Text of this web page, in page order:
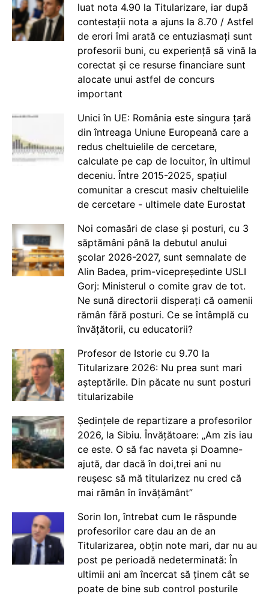
luat nota 4.90 la Titularizare, iar după
contestații nota a ajuns la 8.70 / Astfel
de erori îmi arată ce entuziasmați sunt
profesorii buni, cu experiență să vină la
corectat și ce resurse financiare sunt
alocate unui astfel de concurs
important
Unici în UE: România este singura țară
din întreaga Uniune Europeană care a
redus cheltuielile de cercetare,
calculate pe cap de locuitor, în ultimul
deceniu. Între 2015-2025, spațiul
comunitar a crescut masiv cheltuielile
de cercetare - ultimele date Eurostat
Noi comasări de clase și posturi, cu 3
săptămâni până la debutul anului
școlar 2026-2027, sunt semnalate de
Alin Badea, prim-vicepreședinte USLI
Gorj: Ministerul o comite grav de tot.
Ne sună directorii disperați că oamenii
rămân fără posturi. Ce se întâmplă cu
învățătorii, cu educatorii?
Profesor de Istorie cu 9.70 la
Titularizare 2026: Nu prea sunt mari
așteptările. Din păcate nu sunt posturi
titularizabile
Ședințele de repartizare a profesorilor
2026, la Sibiu. Învățătoare: „Am zis iau
ce este. O să fac naveta și Doamne-
ajută, dar dacă în doi,trei ani nu
reușesc să mă titularizez nu cred că
mai rămân în învățământ”
Sorin Ion, întrebat cum le răspunde
profesorilor care dau an de an
Titularizarea, obțin note mari, dar nu au
post pe perioadă nedeterminată: În
ultimii ani am încercat să ținem cât se
poate de bine sub control posturile